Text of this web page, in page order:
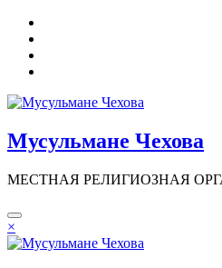
Перейти
содержимому
Мусульмане Чехова
МЕСТНАЯ РЕЛИГИОЗНАЯ
×